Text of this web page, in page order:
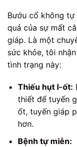
Bướu cổ không
quả của sự mất
giáp. Là một
sức khỏe, tôi
tình trạng này:
Thiếu hụt I-ốt:
thiết để tuyến
ốt, tuyến giáp
hơn.
Bệnh tự miễn: